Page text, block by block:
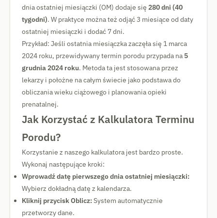
dnia ostatniej miesiączki (OM) dodaje się 280 dni (40
tygodni). W praktyce można też odjąć 3 miesiące od daty
ostatniej miesiączki i dodać 7 dni.
Przykład: Jeśli ostatnia miesiączka zaczęła się 1 marca
2024 roku, przewidywany termin porodu przypada na 5
grudnia 2024 roku. Metoda ta jest stosowana przez
lekarzy i położne na całym świecie jako podstawa do
obliczania wieku ciążowego i planowania opieki
prenatalnej.
Jak Korzystać z Kalkulatora Terminu
Porodu?
Korzystanie z naszego kalkulatora jest bardzo proste.
Wykonaj następujące kroki:
Wprowadź datę pierwszego dnia ostatniej miesiączki:
Wybierz dokładną datę z kalendarza.
Kliknij przycisk Oblicz:System automatycznie
przetworzy dane.